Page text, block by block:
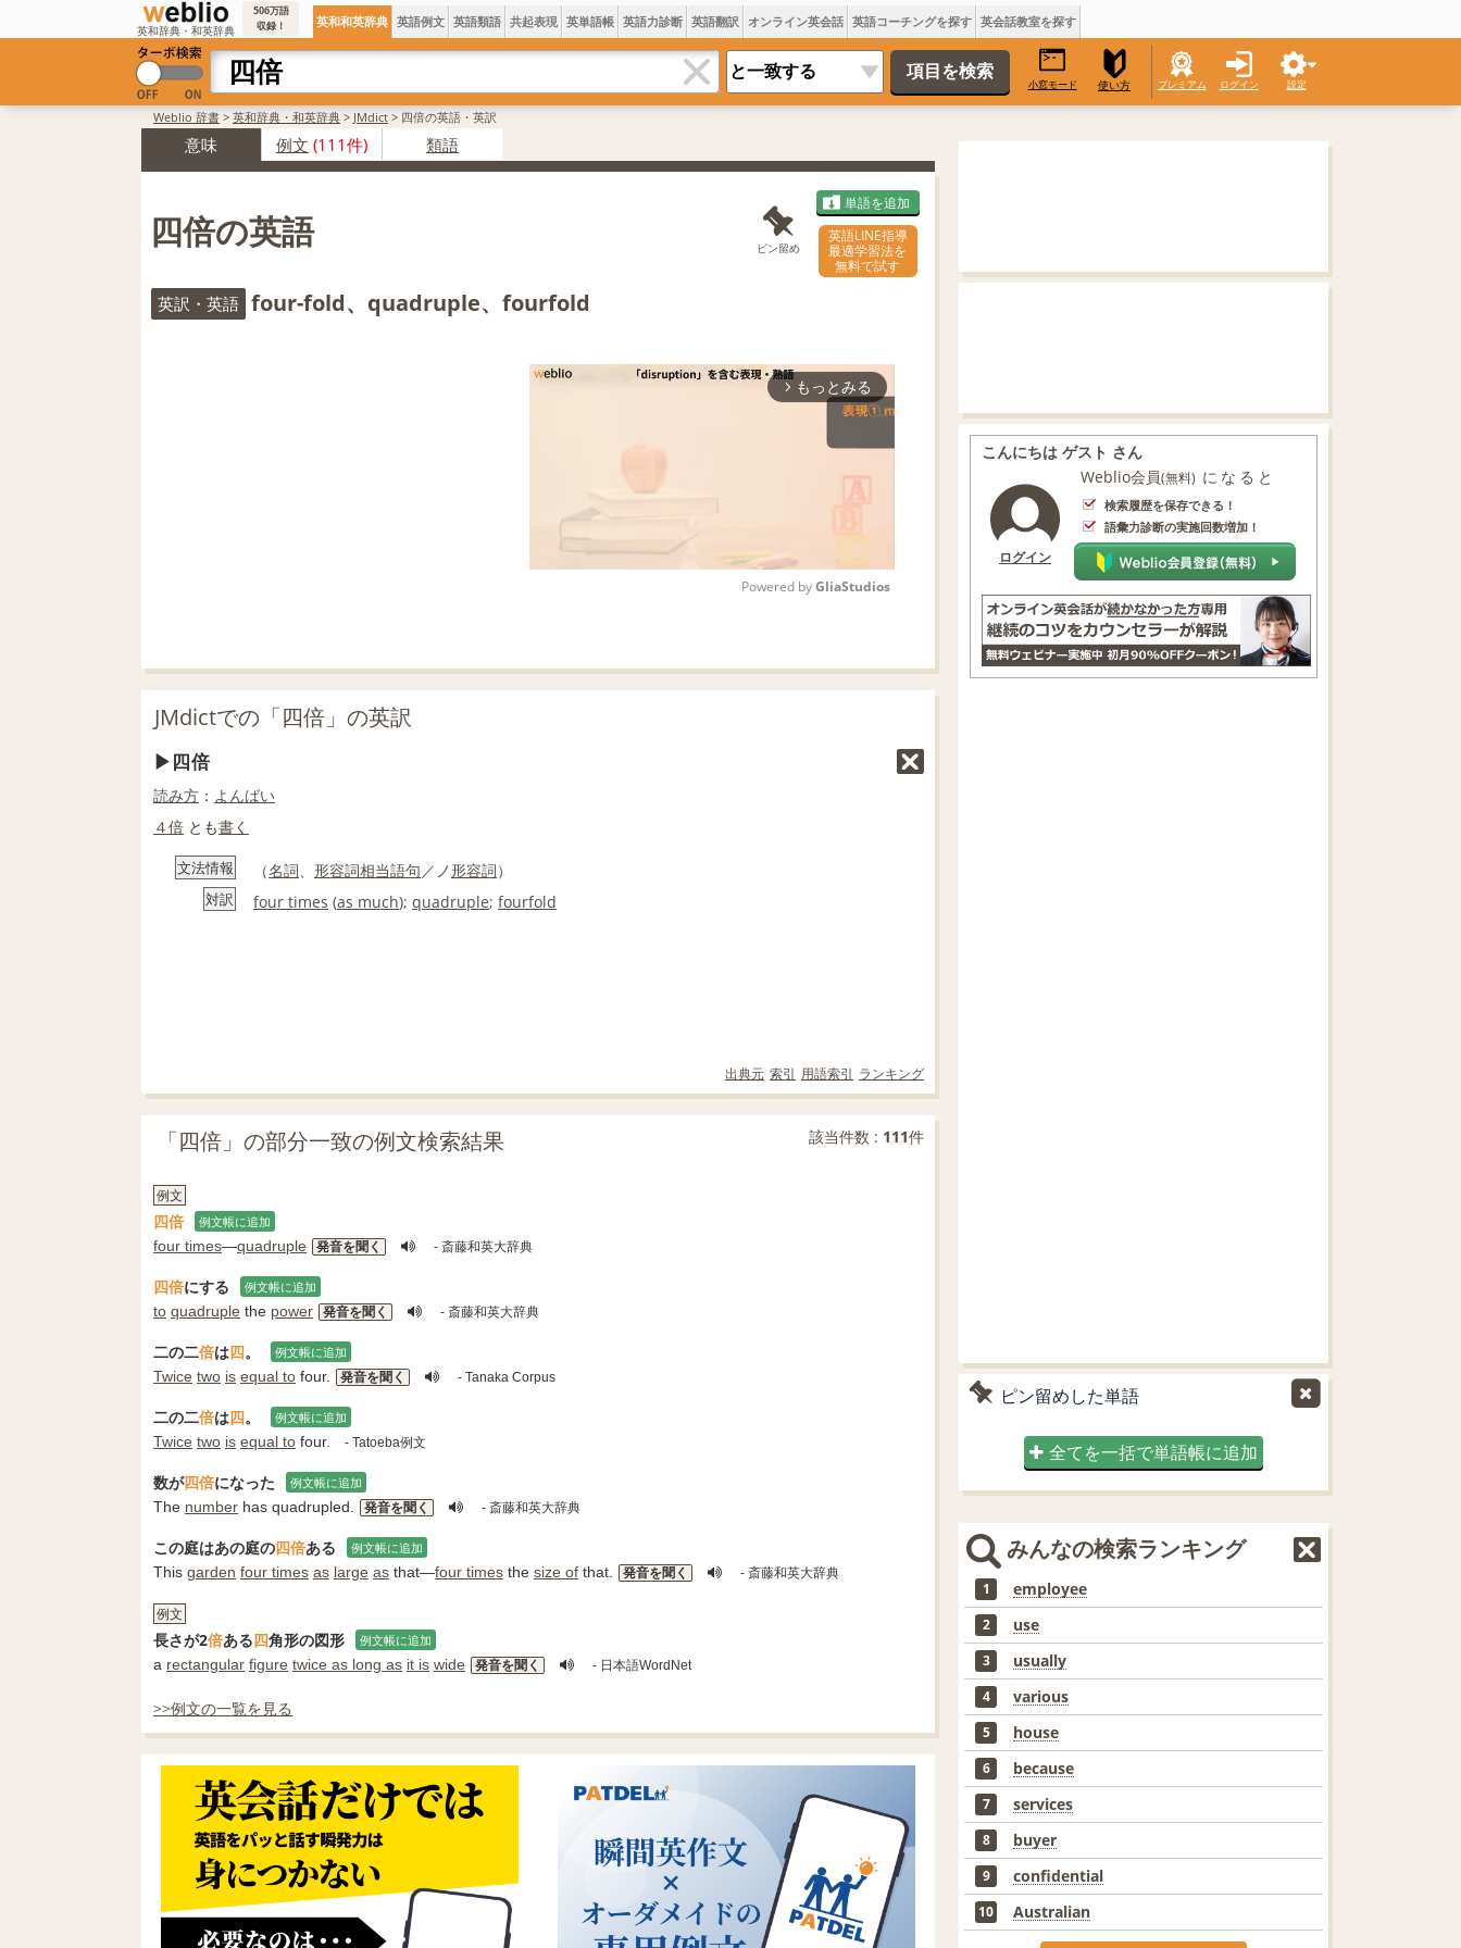
英和辞典・和英辞典
506万語
収録！
英和和英辞典 英語例文 英語類語 共起表現 英単語帳 英語力診断 英語翻訳 オンライン英会話 英語コーチングを探す 英会話教室を探す
小窓モード 使い方 プレミアム ログイン 設定
Weblio 辞書 > 英和辞典・和英辞典 > JMdict > 四倍の英語・英訳
意味 例文 (111件) 類語
四倍の英語 ピン留め
単語を追加
英語LINE指導
最適学習法を
無料で試す
英訳・英語 four-fold、quadruple、fourfold
arrow_forward_ios もっとみる
Powered by GliaStudios
JMdictでの「四倍」の英訳
四倍
読み方 ： よんばい
４倍 とも書く
文法情報 （名詞、 形容詞相当語句／ノ形容詞）
対訳 four times (as much); quadruple; fourfold
出典元 索引 用語索引 ランキング
「四倍」の部分一致の例文検索結果 該当件数 : 111件
例文
四倍 例文帳に追加
four times―quadruple 発音を聞く - 斎藤和英大辞典
四倍にする 例文帳に追加
to quadruple the power 発音を聞く - 斎藤和英大辞典
二の二倍は四。 例文帳に追加
Twice two is equal to four. 発音を聞く - Tanaka Corpus
二の二倍は四。 例文帳に追加
Twice two is equal to four. - Tatoeba例文
数が四倍になった 例文帳に追加
The number has quadrupled. 発音を聞く - 斎藤和英大辞典
この庭はあの庭の四倍ある 例文帳に追加
This garden four times as large as that―four times the size of that. 発音を聞く - 斎藤和英大辞典
例文
長さが2倍ある四角形の図形 例文帳に追加
a rectangular figure twice as long as it is wide 発音を聞く - 日本語WordNet
>>例文の一覧を見る
こんにちは ゲスト さん
ログイン
Weblio会員(無料) になると
検索履歴を保存できる！
語彙力診断の実施回数増加！
ピン留めした単語
全てを一括で単語帳に追加
みんなの検索ランキング
1 employee
2 use
3 usually
4 various
5 house
6 because
7 services
8 buyer
9 confidential
10 Australian